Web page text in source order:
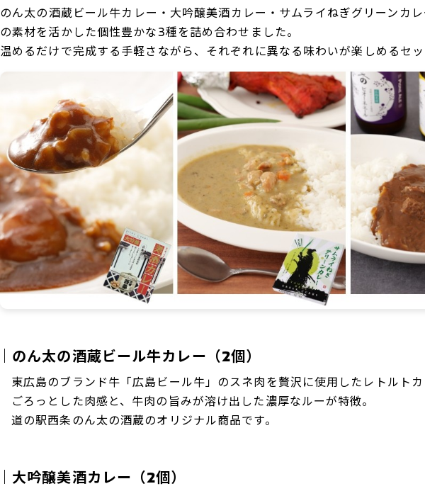
のん太の酒蔵ビール牛カレー・大吟醸美酒カレー・サムライねぎグリーンカ
の素材を活かした個性豊かな3種を詰め合わせました。
温めるだけで完成する手軽さながら、それぞれに異なる味わいが楽しめるセ
｜のん太の酒蔵ビール牛カレー（2個）
東広島のブランド牛「広島ビール牛」のスネ肉を贅沢に使用したレトルト
ごろっとした肉感と、牛肉の旨みが溶け出した濃厚なルーが特徴。
道の駅西条のん太の酒蔵のオリジナル商品です。
｜大吟醸美酒カレー（2個）